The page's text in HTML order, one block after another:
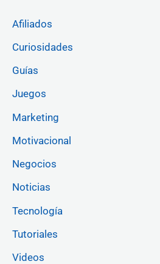
Afiliados
Curiosidades
Guías
Juegos
Marketing
Motivacional
Negocios
Noticias
Tecnología
Tutoriales
Videos